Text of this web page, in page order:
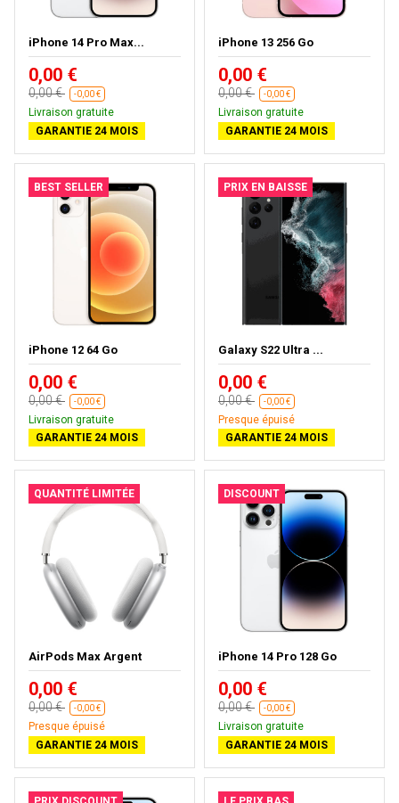
iPhone 14 Pro Max...
0,00 €
0,00 € -0,00 €
Livraison gratuite
GARANTIE 24 MOIS
iPhone 13 256 Go
0,00 €
0,00 € -0,00 €
Livraison gratuite
GARANTIE 24 MOIS
BEST SELLER
iPhone 12 64 Go
0,00 €
0,00 € -0,00 €
Livraison gratuite
GARANTIE 24 MOIS
PRIX EN BAISSE
Galaxy S22 Ultra ...
0,00 €
0,00 € -0,00 €
Presque épuisé
GARANTIE 24 MOIS
QUANTITÉ LIMITÉE
AirPods Max Argent
0,00 €
0,00 € -0,00 €
Presque épuisé
GARANTIE 24 MOIS
DISCOUNT
iPhone 14 Pro 128 Go
0,00 €
0,00 € -0,00 €
Livraison gratuite
GARANTIE 24 MOIS